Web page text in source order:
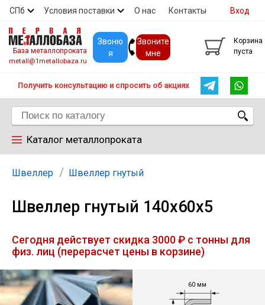
СПб Условия поставки О нас Контакты
Скидки Прайс Покупателям
Вход
База металлопроката
metall@1metallobaza.ru
Звоню
я
Звоните
мне
Корзина
пуста
Получить консультацию и спросить об акциях
Каталог металлопроката
Арматура
Труба профильная
Труба
Лист
Швеллер Швеллер гнутый
Швеллер гнутый 140х60х5
Сегодня действует скидка 3000 ₽ с тонны для
физ. лиц (перерасчет цены в корзине)
60 мм